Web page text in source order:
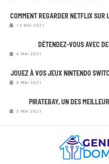
COMMENT REGARDER NETFLIX
14 MAI 2021
DÉTENDEZ-VOUS AVEC
6 MAI 2021
JOUEZ À VOS JEUX NINTENDO
4 MAI 2021
PIRATEBAY, UN DES
3 MAI 2021